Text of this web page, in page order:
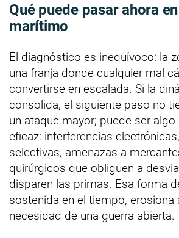
Qué puede pasar ahora
marítimo
El diagnóstico es inequívoco: la
una franja donde cualquier mal
convertirse en escalada. Si la
consolida, el siguiente paso no
un ataque mayor; puede ser algo
eficaz: interferencias
selectivas, amenazas a
quirúrgicos que obliguen a
disparen las primas. Esa forma
sostenida en el tiempo, erosiona
necesidad de una guerra abierta.